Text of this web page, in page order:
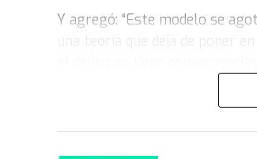
Y agregó: “Este modelo se
“Vinimos a poner orden y